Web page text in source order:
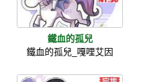
鐵血的孤兒
鐵血的孤兒_嘎哩艾因